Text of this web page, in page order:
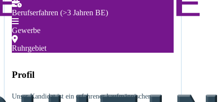
Berufserfahren (>3 Jahren BE)
Gewerbe
Ruhrgebiet
Profil
Unser Kandidat ist ein erfahrener kaufmännischer